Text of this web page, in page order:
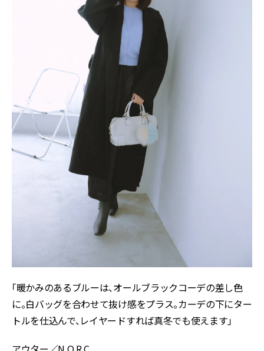
「暖かみのあるブルーは、オールブラックコーデの差し色
に。白バッグを合わせて抜け感をプラス。カーデの下にター
トルを仕込んで、レイヤードすれば真冬でも使えます」